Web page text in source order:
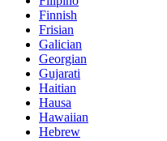
Finnish
Frisian
Galician
Georgian
Gujarati
Haitian
Hausa
Hawaiian
Hebrew